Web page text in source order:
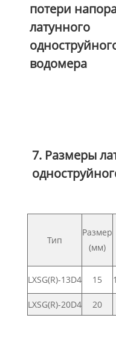
потери
латунного
водомера
7. Размеры
Тип
Размер
(мм)
LXSG(R)-13D4 15
LXSG(R)-20D4 20